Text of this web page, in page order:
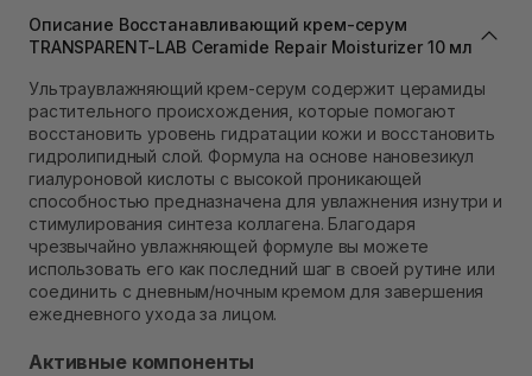
Самовывоз г. Львов ул. Степана Бандеры 43
Нет в наличии!
Нет в наличии!
Самовывоз г. Ровно, ул. Кулика и Гудачека 23 (ТЦ
Экватор)
Нет в наличии!
Описание Восстанавливающий крем-серум
TRANSPARENT-LAB Ceramide Repair Moisturizer 10 мл
Ультраувлажняющий крем-серум содержит церамиды
растительного происхождения, которые помогают
восстановить уровень гидратации кожи и восстановить
гидролипидный слой. Формула на основе нановезикул
гиалуроновой кислоты с высокой проникающей
способностью предназначена для увлажнения изнутри и
стимулирования синтеза коллагена. Благодаря
чрезвычайно увлажняющей формуле вы можете
использовать его как последний шаг в своей рутине или
соединить с дневным/ночным кремом для завершения
ежедневного ухода за лицом.
Активные компоненты